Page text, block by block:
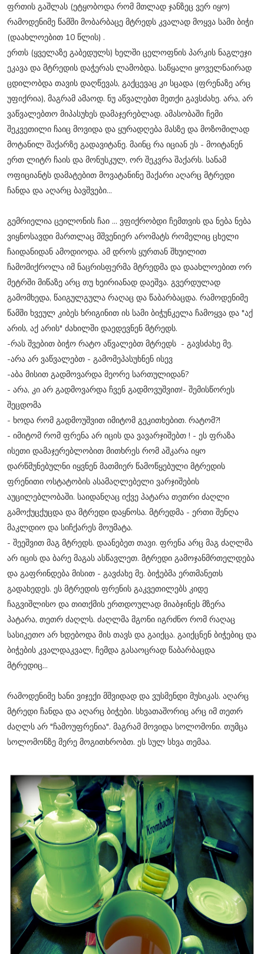
ფრთის გაშლას (ეტყობოდა რომ მთლად ჯანზეც ვერ იყო)
რამოდენიმე წამში მობარბაცე მტრედს კვალად მოყვა სამი ბიჭი
(დაახლოებით 10 წლის) .
ერთს (ყველაზე გაბედულს) ხელში ცელოფნის პარკის ნაგლეჯი
ეკავა და მტრედის დაჭერას ლამობდა. საწყალი ყოველნაირად
ცდილობდა თავის დაღწევას, გაქცევაც კი სცადა (ფრენაზე არც
უფიქრია), მაგრამ ამაოდ. ნუ აწვალებთ მეთქი გავსძახე. არა, არ
ვაწვალებთო მიპასუხეს დამაჯერებლად. ამასობაში ჩემი
შეკვეთილი ჩაიც მოვიდა და ყურადღება მასზე და მოზომილად
მოტანილ შაქარზე გადავიტანე. მაინც რა იციან ეს - მოიტანენ
ერთ ლიტრ ჩაის და მონუსკულ, ორ შეკვრა შაქარს. სანამ
ოფიციანტს დამატებით მოვატანინე შაქარი აღარც მტრედი
ჩანდა და აღარც ბავშვები...
გემრიელია ცეილონის ჩაი ... ვფიქრობდი ჩემთვის და ნება ნება
ვიყნოსავდი მართლაც მშვენიერ არომატს რომელიც ცხელი
ჩაიდანიდან ამოდიოდა. ამ დროს ყურთან შხუილით
ჩამომიქროლა იმ ნაცრისფერმა მტრედმა და დაახლოებით ორ
მეტრში მიწაზე არც თუ ხეირიანად დაეშვა. გვერდულად
გამომხედა, წაიგულგულა რაღაც და წაბარბაცდა. რამოდენიმე
წამში ხვეულ კიბეს ხრიგინით ის სამი ბიჭუნკელა ჩამოყვა და "აქ
არის, აქ არის" ძახილში დაედევნენ მტრედს.
-რას შვებით ბიჭო რატო აწვალებთ მტრედს - გავსძახე მე.
-არა არ ვაწვალებთ - გამომეპასუხნენ ისევ
-აბა მისით გადმოვარდა მეორე სართულიდან?
- არა, კი არ გადმოვარდა ჩვენ გადმოვუშვით!- შემისწორეს
შეცდომა
- ხოდა რომ გადმოუშვით იმიტომ გეკითხებით. რატომ?!
- იმიტომ რომ ფრენა არ იცის და ვავარჯიშებთ ! - ეს ფრაზა
ისეთი დამაჯერებლობით მითხრეს რომ აშკარა იყო
დარწმუნებულნი იყვნენ მათმიერ წამოწყებული მტრედის
ფრენითი ოსტატობის ასამაღლებელი ვარჯიშების
აუცილებლობაში. საიდანღაც იქვე პატარა თეთრი ძაღლი
გამოქუცქუცდა და მტრედი დაყნოსა. მტრედმა - ერთი შენღა
მაკლდიო და სიჩქარეს მოუმატა.
- შეეშვით მაგ მტრედს. დაანებეთ თავი. ფრენა არც მაგ ძაღლმა
არ იცის და ბარე მაგას ასწავლეთ. მტრედი გამოჯანმრთელდება
და გაფრინდება მისით - გავძახე მე. ბიჭებმა ერთმანეთს
გადახედეს. ეს მტრედის ფრენის გაკვეთილებს კიდე
ჩაგვიშლისო და თითქმის ერთდოულად მიაბჯინეს მზერა
პატარა, თეთრ ძაღლს. ძაღლმა მგონი იგრძნო რომ რაღაც
სასიკეთო არ ხდებოდა მის თავს და გაიქცა. გაიქცნენ ბიჭებიც და
ბიჭების კვალდაკვალ, ჩემდა გასაოცრად წაბარბაცდა
მტრედიც...
რამოდენიმე ხანი ვიჯექი მშვიდად და ვუსმენდი მუსიკას. აღარც
მტრედი ჩანდა და აღარც ბიჭები. სხვათაშორიც არც იმ თეთრ
ძაღლს არ "ჩამოუფრენია". მაგრამ მოვიდა სოლომონი. თუმცა
სოლომონზე მერე მოგითხრობთ. ეს სულ სხვა თემაა.